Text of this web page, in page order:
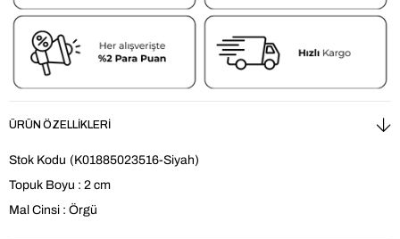
ÜRÜN ÖZELLIKLERI
Stok Kodu (K01885023516-Siyah)
Topuk Boyu : 2 cm
Mal Cinsi : Örgü